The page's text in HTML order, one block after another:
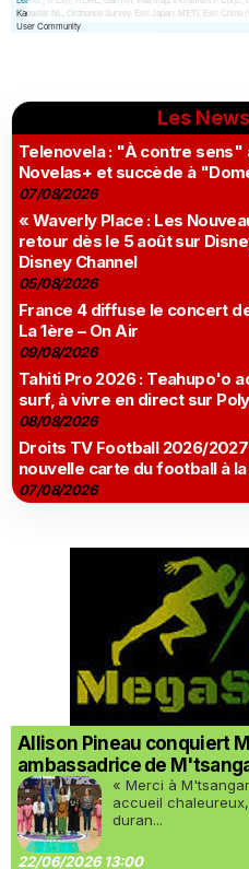
Les
Telenovela : "À contre
Novelas+ et succède à
07/08/2026
« Waverly Place : Les
retour dès le 5 août sur
Disney Channel
05/08/2026
France 4 diffuse le concert
La 1ère – On Air
09/08/2026
Tahiti Pro 2026 : Teahupo'o
surf, à vivre en direct sur
08/08/2026
Droits TV Football 2026/
nouvelle carte du football à
07/08/2026
Allison Pineau conquiert
ambassadrice de
« Merci à
accueil
duran...
22/06/2026 13:00